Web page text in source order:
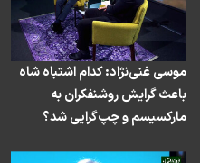
اقتصاد و تاریخ عقاید
او کارشناسی خود را
حسابداری‌ از دانشگاه
به اقتصاد پیدا کرد به
داد. غنی‌نژاد کارشناسی‌ ارشد
موسی غنی‌نژاد: کدام اشتباه شاه
باعث گرایش روشنفکران به
مارکسیسم و چپ‌گرایی شد؟